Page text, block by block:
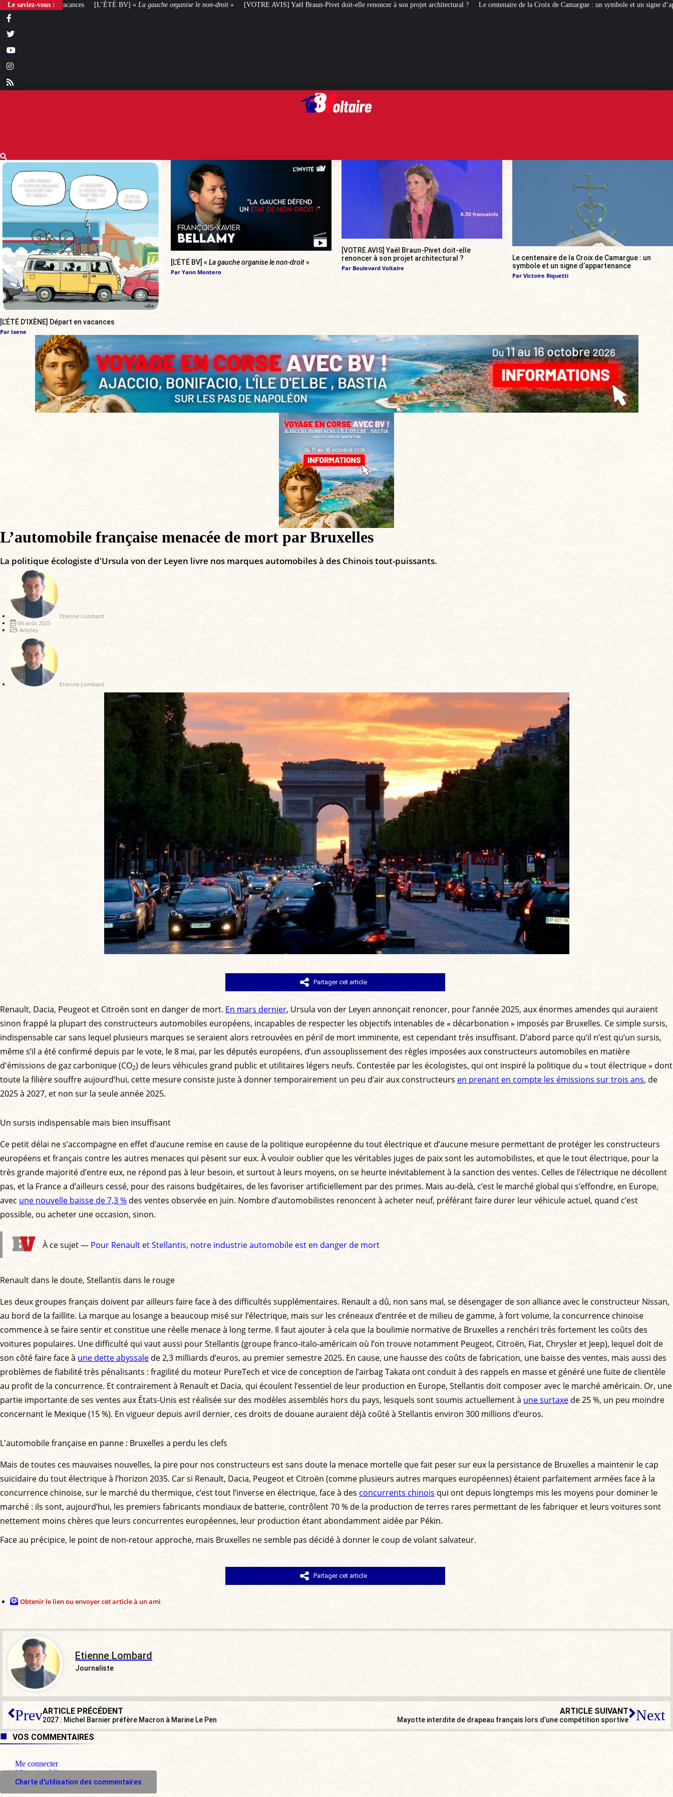
Le saviez-vous :
[L’ÉTÉ BV] « La gauche organise le non-droit» [VOTRE AVIS] Yaël Braun-Pivet doit-elle renoncer à son projet architectural ? Le centenaire de la Croix de Camargue : un symbole et un signe d’appartenance [ROMANS
[L’ÉTÉ D’IXÈNE] Départ en vacances
Par Ixene
[L’ÉTÉ BV] « La gauche organise le non-droit»
Par Yann Montero
[VOTRE AVIS] Yaël Braun-Pivet doit-elle
renoncer à son projet architectural ?
Par Boulevard Voltaire
Le centenaire de la Croix de Camargue : un
symbole et un signe d’appartenance
Par Victoire Riquetti
L’automobile française menacée de mort par Bruxelles
La politique écologiste d'Ursula von der Leyen livre nos marques automobiles à des Chinois tout-puissants.
Etienne Lombard
04 août 2025
Articles
Etienne Lombard
Partager cet article
Renault, Dacia, Peugeot et Citroën sont en danger de mort. En mars dernier, Ursula von der Leyen annonçait renoncer, pour l’année 2025, aux énormes amendes qui auraient
sinon frappé la plupart des constructeurs automobiles européens, incapables de respecter les objectifs intenables de « décarbonation » imposés par Bruxelles. Ce simple sursis,
indispensable car sans lequel plusieurs marques se seraient alors retrouvées en péril de mort imminente, est cependant très insuffisant. D’abord parce qu’il n’est qu’un sursis,
même s’il a été confirmé depuis par le vote, le 8 mai, par les députés européens, d’un assouplissement des règles imposées aux constructeurs automobiles en matière
d'émissions de gaz carbonique (CO2) de leurs véhicules grand public et utilitaires légers neufs. Contestée par les écologistes, qui ont inspiré la politique du « tout électrique » dont
toute la filière souffre aujourd’hui, cette mesure consiste juste à donner temporairement un peu d’air aux constructeurs en prenant en compte les émissions sur trois ans, de
2025 à 2027, et non sur la seule année 2025.
Un sursis indispensable mais bien insuffisant
Ce petit délai ne s’accompagne en effet d’aucune remise en cause de la politique européenne du tout électrique et d’aucune mesure permettant de protéger les constructeurs
européens et français contre les autres menaces qui pèsent sur eux. À vouloir oublier que les véritables juges de paix sont les automobilistes, et que le tout électrique, pour la
très grande majorité d’entre eux, ne répond pas à leur besoin, et surtout à leurs moyens, on se heurte inévitablement à la sanction des ventes. Celles de l’électrique ne décollent
pas, et la France a d’ailleurs cessé, pour des raisons budgétaires, de les favoriser artificiellement par des primes. Mais au-delà, c’est le marché global qui s’effondre, en Europe,
avec une nouvelle baisse de 7,3 % des ventes observée en juin. Nombre d’automobilistes renoncent à acheter neuf, préférant faire durer leur véhicule actuel, quand c’est
possible, ou acheter une occasion, sinon.
À ce sujet — Pour Renault et Stellantis, notre industrie automobile est en danger de mort
Renault dans le doute, Stellantis dans le rouge
Les deux groupes français doivent par ailleurs faire face à des difficultés supplémentaires. Renault a dû, non sans mal, se désengager de son alliance avec le constructeur Nissan,
au bord de la faillite. La marque au losange a beaucoup misé sur l’électrique, mais sur les créneaux d’entrée et de milieu de gamme, à fort volume, la concurrence chinoise
commence à se faire sentir et constitue une réelle menace à long terme. Il faut ajouter à cela que la boulimie normative de Bruxelles a renchéri très fortement les coûts des
voitures populaires. Une difficulté qui vaut aussi pour Stellantis (groupe franco-italo-américain où l’on trouve notamment Peugeot, Citroën, Fiat, Chrysler et Jeep), lequel doit de
son côté faire face à une dette abyssale de 2,3 milliards d’euros, au premier semestre 2025. En cause, une hausse des coûts de fabrication, une baisse des ventes, mais aussi des
problèmes de fiabilité très pénalisants : fragilité du moteur PureTech et vice de conception de l’airbag Takata ont conduit à des rappels en masse et généré une fuite de clientèle
au profit de la concurrence. Et contrairement à Renault et Dacia, qui écoulent l’essentiel de leur production en Europe, Stellantis doit composer avec le marché américain. Or, une
partie importante de ses ventes aux États-Unis est réalisée sur des modèles assemblés hors du pays, lesquels sont soumis actuellement à une surtaxe de 25 %, un peu moindre
concernant le Mexique (15 %). En vigueur depuis avril dernier, ces droits de douane auraient déjà coûté à Stellantis environ 300 millions d’euros.
L'automobile française en panne : Bruxelles a perdu les clefs
Mais de toutes ces mauvaises nouvelles, la pire pour nos constructeurs est sans doute la menace mortelle que fait peser sur eux la persistance de Bruxelles a maintenir le cap
suicidaire du tout électrique à l’horizon 2035. Car si Renault, Dacia, Peugeot et Citroën (comme plusieurs autres marques européennes) étaient parfaitement armées face à la
concurrence chinoise, sur le marché du thermique, c’est tout l’inverse en électrique, face à des concurrents chinois qui ont depuis longtemps mis les moyens pour dominer le
marché : ils sont, aujourd’hui, les premiers fabricants mondiaux de batterie, contrôlent 70 % de la production de terres rares permettant de les fabriquer et leurs voitures sont
nettement moins chères que leurs concurrentes européennes, leur production étant abondamment aidée par Pékin.
Face au précipice, le point de non-retour approche, mais Bruxelles ne semble pas décidé à donner le coup de volant salvateur.
Partager cet article
Obtenir le lien ou envoyer cet article à un ami
Etienne Lombard
Journaliste
PrevARTICLE PRÉCÉDENT
2027 : Michel Barnier préfère Macron à Marine Le Pen
ARTICLE SUIVANT
Mayotte interdite de drapeau français lors d’une compétition sportive Next
VOS COMMENTAIRES
Me connecter
M'inscrire à l'espace commentaire
Charte d'utilisation des commentaires